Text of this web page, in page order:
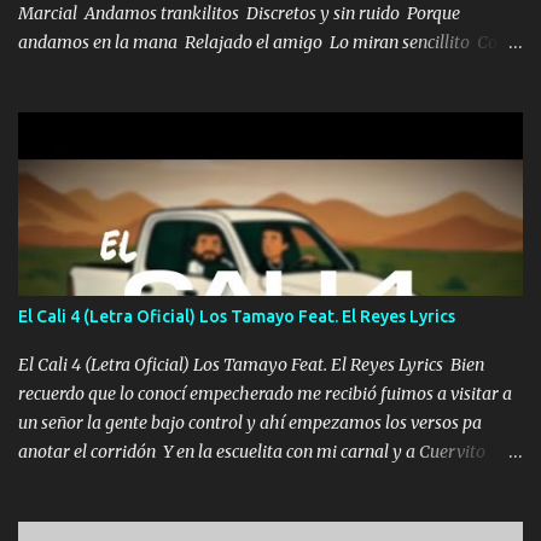
Marcial Andamos trankilitos Discretos y sin ruido Porque
andamos en la mana Relajado el amigo Lo miran sencillito Con
coronamos Se jala los marciales Y sus guitarras ya van sonando
Un gallardo me prendo Para agarrar el vuelo y la mente y
tranquilizando Tomense un buen trago Y así es como empezamos
los versos que voy cantando (Music) A vido alta y bajas La carreta
se atora Pero nunca le aflojamos Ya me han pasado cosas Y
aunque ustedes no sepan Pero la vida es muy corta Hay que
echarle chingazos Y seguir trabajando porque nada es...
El Cali 4 (Letra Oficial) Los Tamayo Feat. El Reyes Lyrics
El Cali 4 (Letra Oficial) Los Tamayo Feat. El Reyes Lyrics Bien
recuerdo que lo conocí empecherado me recibió fuimos a visitar a
un señor la gente bajo control y ahí empezamos los versos pa
anotar el corridón Y en la escuelita con mi carnal y a Cuervito